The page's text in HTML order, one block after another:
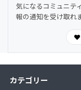
泊を提供いたしま
私が同行必須になり
とメンバーの多数
なりますので日程
（５）
ご自身の現在の状
捗に合わせ、初回の
気になるコミュニテ
報の通知を受け取れ
カテゴリー